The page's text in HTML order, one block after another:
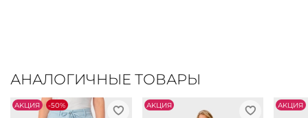
АНАЛОГИЧНЫЕ ТОВАРЫ
АKЦИЯ -50% АKЦИЯ АKЦИЯ